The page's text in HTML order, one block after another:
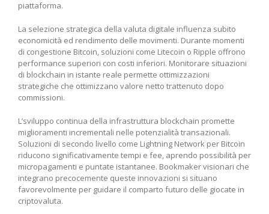
piattaforma.
La selezione strategica della valuta digitale influenza subito
economicità ed rendimento delle movimenti. Durante momenti
di congestione Bitcoin, soluzioni come Litecoin o Ripple offrono
performance superiori con costi inferiori. Monitorare situazioni
di blockchain in istante reale permette ottimizzazioni
strategiche che ottimizzano valore netto trattenuto dopo
commissioni.
L’sviluppo continua della infrastruttura blockchain promette
miglioramenti incrementali nelle potenzialità transazionali.
Soluzioni di secondo livello come Lightning Network per Bitcoin
riducono significativamente tempi e fee, aprendo possibilità per
micropagamenti e puntate istantanee. Bookmaker visionari che
integrano precocemente queste innovazioni si situano
favorevolmente per guidare il comparto futuro delle giocate in
criptovaluta.